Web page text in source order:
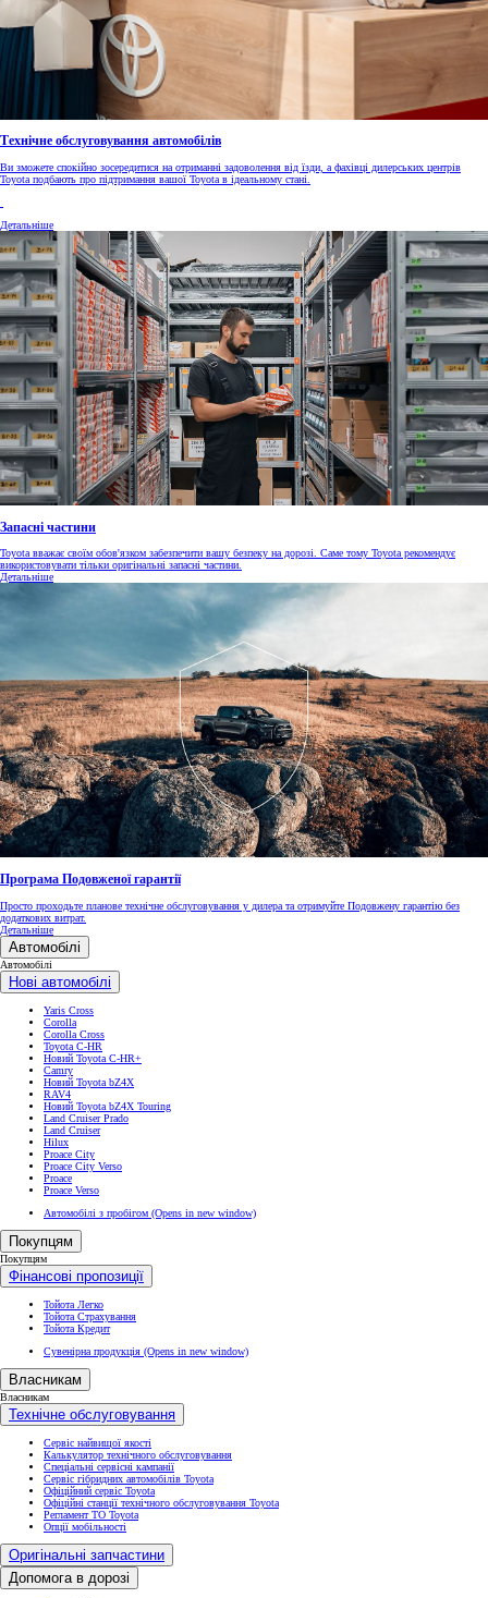
Технічне обслуговування автомобілів
Ви зможете спокійно зосередитися на отриманні задоволення від їзди, а фахівці дилерських центрів
Toyota подбають про підтримання вашої Toyota в ідеальному стані.
Детальніше
Запасні частини
Toyota вважає своїм обов'язком забезпечити вашу безпеку на дорозі. Саме тому Toyota рекомендує
використовувати тільки оригінальні запасні частини.
Детальніше
Програма Подовженої гарантії
Просто проходьте планове технічне обслуговування у дилера та отримуйте Подовжену гарантію без
додаткових витрат.
Детальніше
Автомобілі
Автомобілі
Нові автомобілі
Yaris Cross
Corolla
Corolla Cross
Toyota C-HR
Новий Toyota C-HR+
Camry
Новий Toyota bZ4X
RAV4
Новий Toyota bZ4X Touring
Land Cruiser Prado
Land Cruiser
Hilux
Proace City
Proace City Verso
Proace
Proace Verso
Автомобілі з пробігом (Opens in new window)
Покупцям
Покупцям
Фінансові пропозиції
Тойота Легко
Тойота Страхування
Тойота Кредит
Сувенірна продукція (Opens in new window)
Власникам
Власникам
Технічне обслуговування
Сервіс найвищої якості
Калькулятор технічного обслуговування
Спеціальні сервісні кампанії
Сервіс гібридних автомобілів Toyota
Офіційний сервіс Toyota
Офіційні станції технічного обслуговування Toyota
Регламент ТО Toyota
Опції мобільності
Оригінальні запчастини
Допомога в дорозі